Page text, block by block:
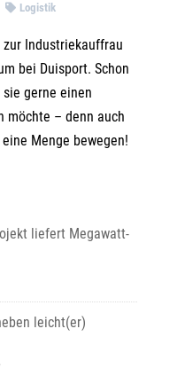
Logistik
Industriekauffrau
bei Duisport. Schon
gerne einen
möchte – denn auch
Menge bewegen!
liefert Megawatt-
leicht(er)